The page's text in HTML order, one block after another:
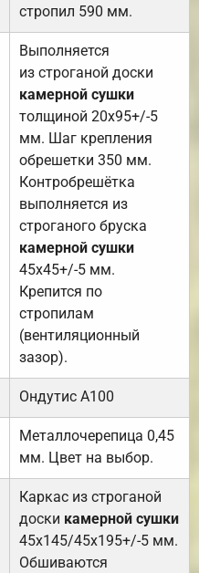
стропил 590 мм.
Выполняется
из строганой доски
камерной сушки
толщиной 20х95+/-5
мм. Шаг крепления
обрешетки 350 мм.
Контробрешётка
выполняется из
строганого бруска
камерной сушки
45х45+/-5 мм.
Крепится по
стропилам
(вентиляционный
зазор).
Ондутис А100
Металлочерепица 0,45
мм. Цвет на выбор.
Каркас из строганой
доски камерной сушки
45х145/45х195+/-5 мм.
Обшиваются